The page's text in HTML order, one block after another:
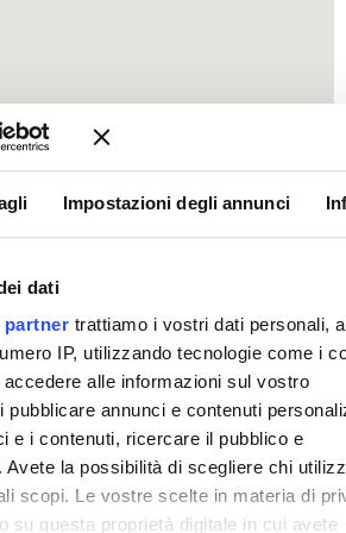
Impostazioni degli annunci
dati
partnertrattiamo i vostri dati personali,
IP, utilizzando tecnologie come i
alle informazioni sul vostro
pubblicare annunci e contenuti
e i contenuti, ricercare il pubblico e
la possibilità di scegliere chi
scopi. Le vostre scelte in materia di
su questa proprietà digitale in cui avete